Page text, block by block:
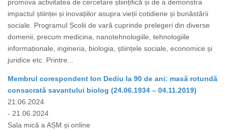
promova activitatea de cercetare științifică și de a demonstra
impactul științei și inovațiilor asupra vieții cotidiene și bunăstării
sociale. Programul Școlii de vară cuprinde prelegeri din diverse
domenii, precum medicina, nanotehnologiile, tehnologiile
informaționale, ingineria, biologia, științele sociale, economice și
juridice etc. Printre...
Membrul corespondent Ion Dediu la 90 de ani: masă rotundă
consacrată savantului biolog (24.06.1934 – 04.11.2019)
21.06.2024
- 21.06.2024
Sala mică a AȘM și online